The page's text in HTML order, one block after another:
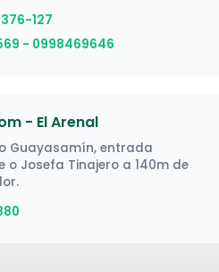
127
- 0998469646
- El Arenal
Guayasamín, entrada
o Josefa Tinajero a 140m de